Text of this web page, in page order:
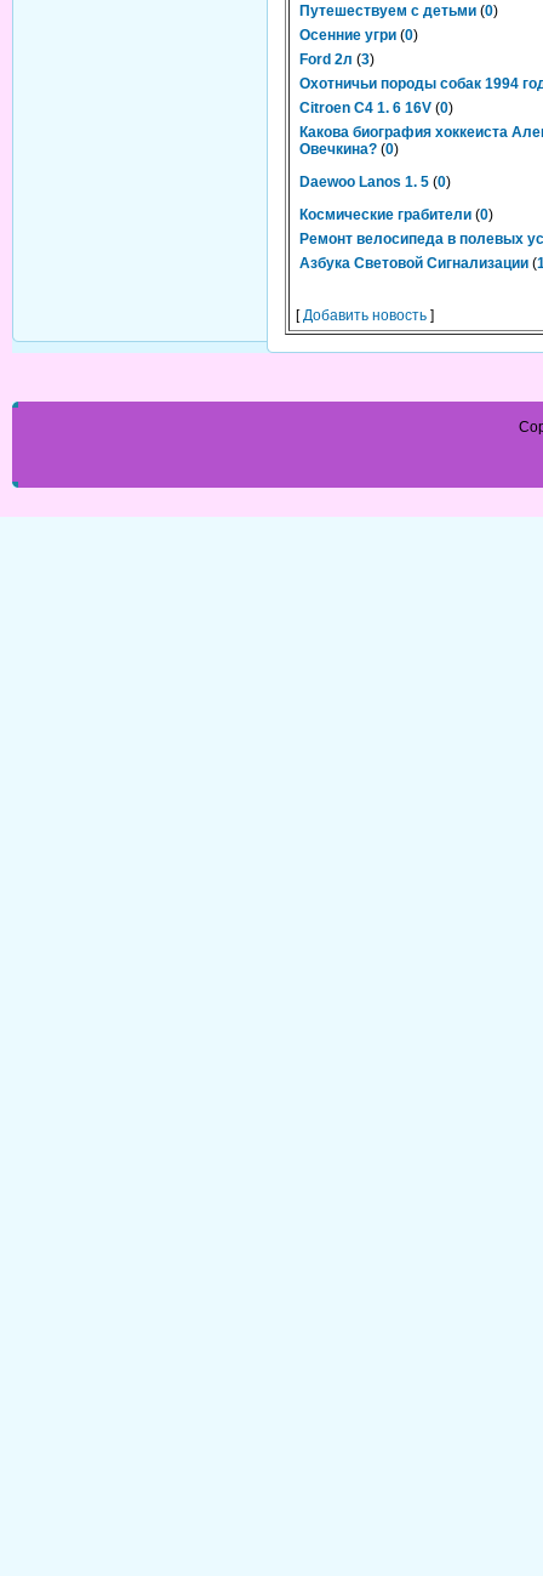
Путешествуем с детьми (0)
Осенние угри (0)
Ford 2л (3)
Охотничьи породы собак 1994
Citroen C4 1. 6 16V (0)
Какова биография хоккеиста
Овечкина? (0)
Daewoo Lanos 1. 5 (0)
Космические грабители (0)
Ремонт велосипеда в полевых
Азбука Световой Сигнализации (
[Добавить новость ]